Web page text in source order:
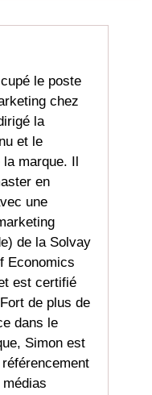
le poste
chez
la
et le
marque. Il
en
une
de la Solvay
Economics
est certifié
de plus de
dans le
Simon est